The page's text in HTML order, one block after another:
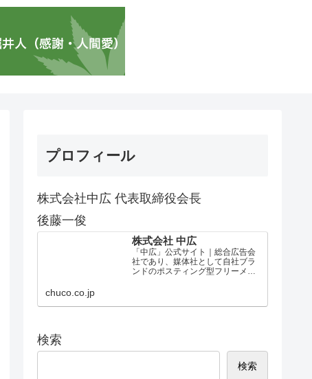
プロフィール
株式会社中広 代表取締役会長
後藤一俊
株式会社 中広
「中広」公式サイト｜総合広告会
社であり、媒体社として自社ブラ
ンドのポスティング型フリーメデ
chuco.co.jp
検索
検索